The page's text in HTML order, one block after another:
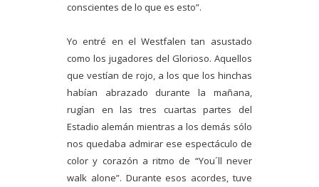
conscientes de lo que es esto”.
Yo entré en el Westfalen tan asustado
como los jugadores del Glorioso. Aquellos
que vestían de rojo, a los que los hinchas
habían abrazado durante la mañana,
rugían en las tres cuartas partes del
Estadio alemán mientras a los demás sólo
nos quedaba admirar ese espectáculo de
color y corazón a ritmo de “You´ll never
walk alone”. Durante esos acordes, tuve